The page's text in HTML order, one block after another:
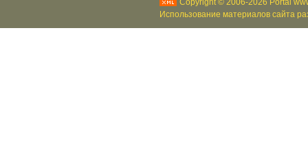
Copyright © 2006-2026 Portal
Использование материалов сайта